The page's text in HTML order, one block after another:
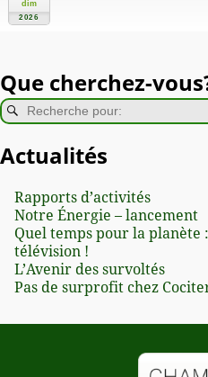
dim
2026
Que cherchez-
Actualités
Rapports d’activités
Notre Énergie – lancement
Quel temps pour la planète
télévision !
L’Avenir des survoltés
Pas de surprofit chez